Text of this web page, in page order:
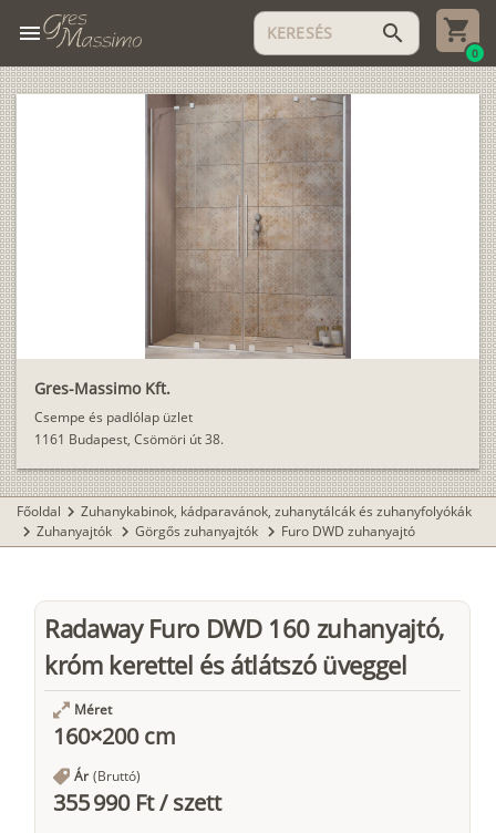
menu search
0
Gres-Massimo Kft.
Csempe és padlólap üzlet
1161 Budapest, Csömöri út 38.
Főoldal chevron_right Zuhanykabinok, kádparavánok, zuhanytálcák és zuhanyfolyókák
chevron_right Zuhanyajtók chevron_right Görgős zuhanyajtók chevron_right Furo DWD zuhanyajtó
Radaway Furo DWD 160 zuhanyajtó,
króm kerettel és átlátszó üveggel
Méret
160×200 cm
Ár (Bruttó)
355 990 Ft/szett